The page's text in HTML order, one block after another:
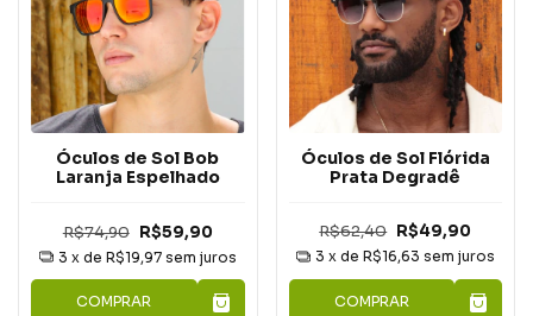
Óculos de Sol Bob
Laranja Espelhado
R$74,90 R$59,90
3 x de R$19,97 sem juros
COMPRAR
Óculos de Sol Flórida
Prata Degradê
R$62,40 R$49,90
3 x de R$16,63 sem juros
COMPRAR